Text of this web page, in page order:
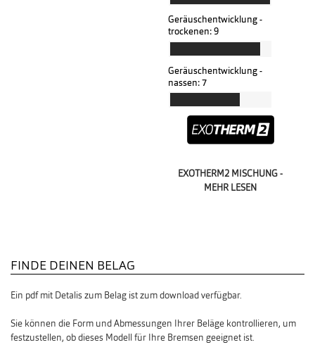
Geräuschentwicklung -
trockenen:9
Geräuschentwicklung -
nassen:7
EXOTHERM2 MISCHUNG -
MEHR LESEN
FINDE DEINEN BELAG
Ein pdf mit Detalis zum Belag ist zum download verfügbar.
Sie können die Form und Abmessungen Ihrer Beläge kontrollieren, um
festzustellen, ob dieses Modell für Ihre Bremsen geeignet ist.